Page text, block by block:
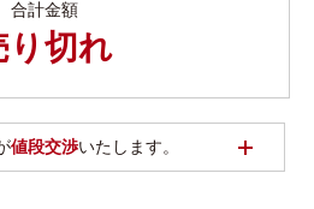
合計金額
り切れ
値段交渉いたします。